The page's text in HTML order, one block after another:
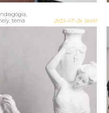
,
, téma 2025-07-26 16:00
– Új,
indít a
és
Központ